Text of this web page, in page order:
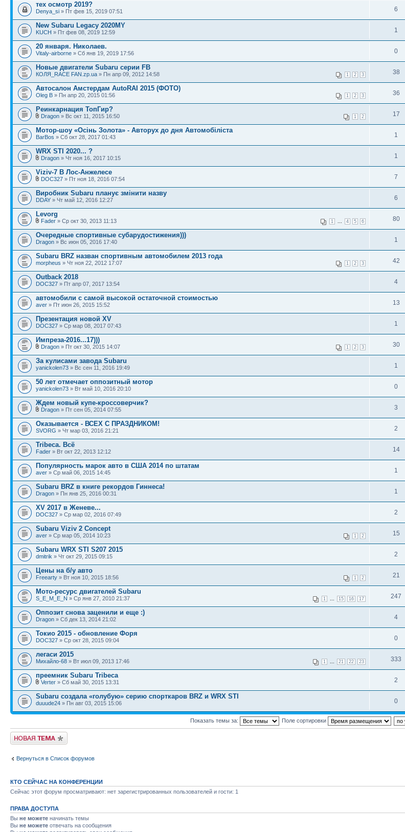
тех осмотр 2019?
Denya_si » Пт фев 15, 2019 07:51 6
New Subaru Legacy 2020MY
KUCH » Пт фев 08, 2019 12:59 1
20 января. Николаев.
Vitaly-airborne » Сб янв 19, 2019 17:56 0
Новые двигатели Subaru серии FB
1 2 3
КОЛЯ_RACE FAN.zp.ua » Пн апр 09, 2012 14:58 38
Автосалон Амстердам AutoRAI 2015 (ФОТО)
1 2 3
Oleg B » Пн апр 20, 2015 01:56 36
Реинкарнация ТопГир?
1 2
Dragon » Вс окт 11, 2015 16:50 17
Мотор-шоу «Осінь Золота» - Авторух до дня Автомобіліста
BarBos » Сб окт 28, 2017 01:43 1
WRX STI 2020... ?
Dragon » Чт ноя 16, 2017 10:15 1
Viziv-7 В Лос-Анжелесе
DOC327 » Пт ноя 18, 2016 07:54 7
Виробник Subaru планує змінити назву
DDAY » Чт май 12, 2016 12:27 6
Levorg
1 4 5 6
Fader » Ср окт 30, 2013 11:13 80
Очередные спортивные субарудостижения)))
Dragon » Вс июн 05, 2016 17:40 1
Subaru BRZ назван спортивным автомобилем 2013 года
1 2 3
morpheus » Чт ноя 22, 2012 17:07 42
Outback 2018
DOC327 » Пт апр 07, 2017 13:54 4
автомобили с самой высокой остаточной стоимостью
aver » Пт июн 26, 2015 15:52 13
Презентация новой XV
DOC327 » Ср мар 08, 2017 07:43 1
Импреза-2016...17)))
1 2 3
Dragon » Пт окт 30, 2015 14:07 30
За кулисами завода Subaru
yanickolen73 » Вс сен 11, 2016 19:49 1
50 лет отмечает оппозитный мотор
yanickolen73 » Вт май 10, 2016 20:10 0
Ждем новый купе-кроссоверчик?
Dragon » Пт сен 05, 2014 07:55 3
Оказывается - ВСЕХ С ПРАЗДНИКОМ!
SVORG » Чт мар 03, 2016 21:21 2
Tribeca. Всё
Fader » Вт окт 22, 2013 12:12 14
Популярность марок авто в США 2014 по штатам
aver » Ср май 06, 2015 14:45 1
Subaru BRZ в книге рекордов Гиннеса!
Dragon » Пн янв 25, 2016 00:31 1
XV 2017 в Женеве...
DOC327 » Ср мар 02, 2016 07:49 2
Subaru Viziv 2 Concept
1 2
aver » Ср мар 05, 2014 10:23 15
Subaru WRX STI S207 2015
dmitrik » Чт окт 29, 2015 09:15 2
Цены на б/у авто
1 2
Freearty » Вт ноя 10, 2015 18:56 21
Мото-ресурс двигателей Subaru
1 15 16 17
S_E_M_E_N » Ср янв 27, 2010 21:37 247
Оппозит снова заценили и еще :)
Dragon » Сб дек 13, 2014 21:02 4
Токио 2015 - обновление Форя
DOC327 » Ср окт 28, 2015 09:04 0
легаси 2015
1 21 22 23
Михайло-68 » Вт июл 09, 2013 17:46 333
преемник Subaru Tribeca
Verter » Сб май 30, 2015 13:31 2
Subaru создала «голубую» серию спорткаров BRZ и WRX STI
duuude24 » Пн авг 03, 2015 15:06 0
Показать темы за: Поле сортировки
Новая тема
Вернуться в Список форумов
КТО СЕЙЧАС НА КОНФЕРЕНЦИИ
Сейчас этот форум просматривают: нет зарегистрированных пользователей и гости: 1
ПРАВА ДОСТУПА
Вы не можете начинать темы
Вы не можете отвечать на сообщения